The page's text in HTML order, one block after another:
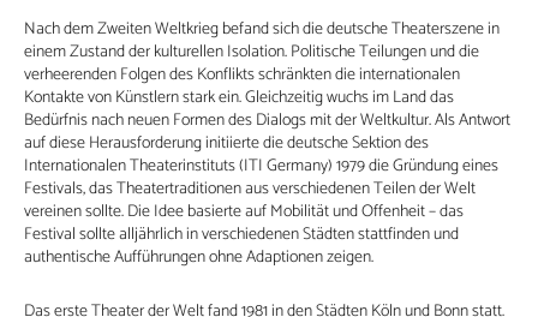
Nach dem Zweiten Weltkrieg befand sich die deutsche Theaterszene in
einem Zustand der kulturellen Isolation. Politische Teilungen und die
verheerenden Folgen des Konflikts schränkten die internationalen
Kontakte von Künstlern stark ein. Gleichzeitig wuchs im Land das
Bedürfnis nach neuen Formen des Dialogs mit der Weltkultur. Als Antwort
auf diese Herausforderung initiierte die deutsche Sektion des
Internationalen Theaterinstituts (ITI Germany) 1979 die Gründung eines
Festivals, das Theatertraditionen aus verschiedenen Teilen der Welt
vereinen sollte. Die Idee basierte auf Mobilität und Offenheit – das
Festival sollte alljährlich in verschiedenen Städten stattfinden und
authentische Aufführungen ohne Adaptionen zeigen.